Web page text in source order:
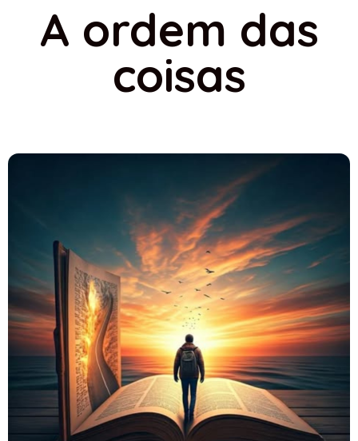
A ordem das
coisas